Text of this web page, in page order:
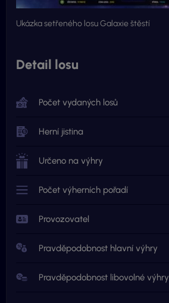
Ukázka setřeného losu Galaxie štěstí
Detail losu
Počet vydaných losů
Herní jistina
Určeno na výhry
Počet výherních pořadí
Provozovatel
Pravděpodobnost hlavní výhry
Pravděpodobnost libovolné výhry